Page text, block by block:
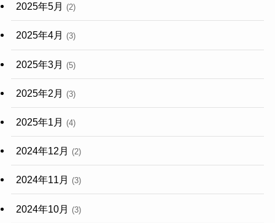
2025年5月 (2)
2025年4月 (3)
2025年3月 (5)
2025年2月 (3)
2025年1月 (4)
2024年12月 (2)
2024年11月 (3)
2024年10月 (3)